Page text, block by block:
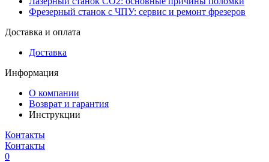
Фрезерный станок с ЧПУ: сервис и ремонт фрезеров
Доставка и оплата
Доставка
Информация
О компании
Возврат и гарантия
Инструкции
Контакты
Контакты
0